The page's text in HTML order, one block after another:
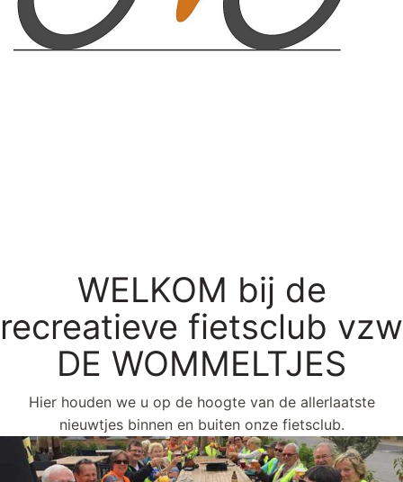
WELKOM bij de
recreatieve fietsclub vzw
DE WOMMELTJES
Hier houden we u op de hoogte van de allerlaatste
nieuwtjes binnen en buiten onze fietsclub.